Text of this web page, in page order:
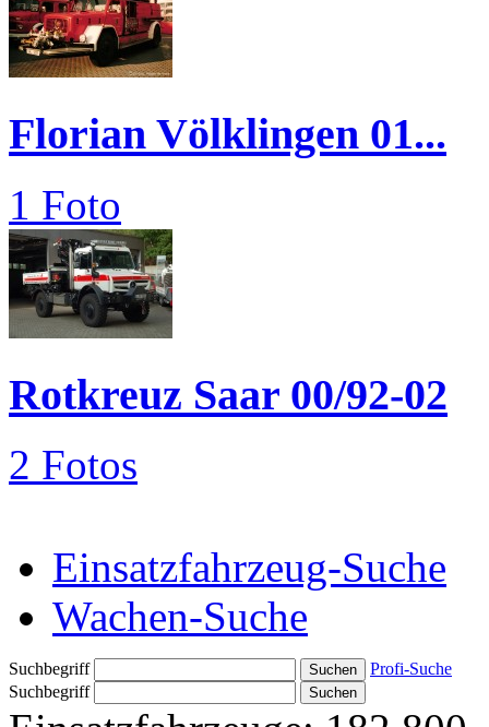
Florian Völklingen 01...
1 Foto
Rotkreuz Saar 00/92-02
2 Fotos
Einsatzfahrzeug-Suche
Wachen-Suche
Suchbegriff
Profi-Suche
Suchbegriff